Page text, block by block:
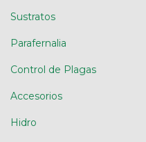
Sustratos
Parafernalia
Control de Plagas
Accesorios
Hidro